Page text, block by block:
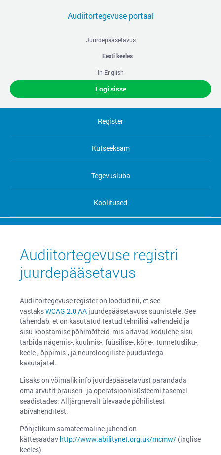
Audiitortegevuse portaal
Juurdepääsetavus
Eesti keeles
In English
Logi sisse
Register
Kutseeksam
Tegevusluba
Koolitused
Audiitortegevuse registri
juurdepääsetavus
Audiitortegevuse register on loodud nii, et see
vastaksWCAG 2.0 AA juurdepääsetavuse suunistele. See
tähendab, et on kasutatud teatud tehnilisi vahendeid ja
sisu koostamise põhimõtteid, mis aitavad kodulehe sisu
tarbida nägemis-, kuulmis-, füüsilise-, kõne-, tunnetusliku-,
keele-, õppimis-, ja neuroloogiliste puudustega
kasutajatel.
Lisaks on võimalik info juurdepääsetavust parandada
oma arvutit brauseri- ja operatsioonisüsteemi tasemel
seadistades. Alljärgnevalt ülevaade põhilistest
abivahenditest.
Põhjalikum samateemaline juhend on
kättesaadav http://www.abilitynet.org.uk/mcmw/ (inglise
keeles).